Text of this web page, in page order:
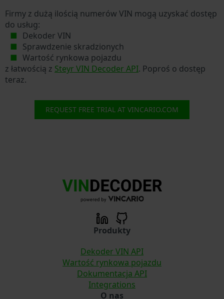
Firmy z dużą ilością numerów VIN mogą uzyskać dostęp
do usług:
Dekoder VIN
Sprawdzenie skradzionych
Wartość rynkowa pojazdu
z łatwością z Steyr VIN Decoder API. Poproś o dostęp
teraz.
REQUEST FREE TRIAL AT VINCARIO.COM
Produkty
Dekoder VIN API
Wartość rynkowa pojazdu
Dokumentacja API
Integrations
O nas